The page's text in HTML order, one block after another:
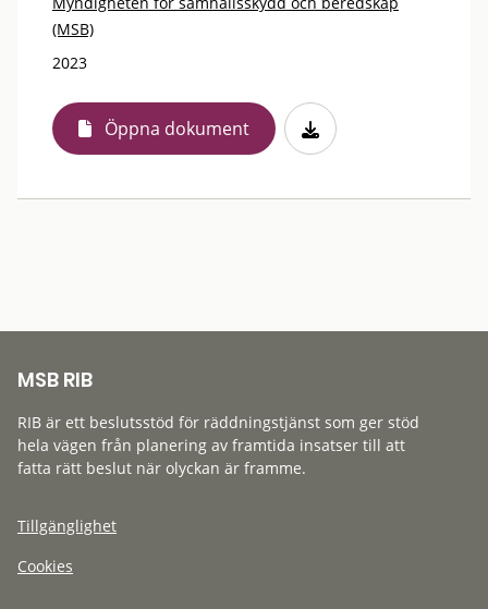
(MSB)
2023
Öppna dokument
MSB RIB
RIB är ett beslutsstöd för räddningstjänst som ger stöd
hela vägen från planering av framtida insatser till att
fatta rätt beslut när olyckan är framme.
Tillgänglighet
Cookies